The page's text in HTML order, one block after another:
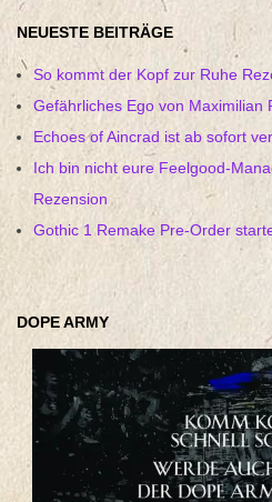
NEUESTE BEITRÄGE
So kommt der Kopf zur Ruhe
Gefährliches Ego von Maximilian
Echoes of Aincrad ist ab sofort
Ich bin nicht eure Feelgood-
Rezension
Gothic 1 Remake Pre-Order
DOPE ARMY